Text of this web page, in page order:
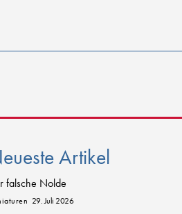
Artikel
falsche Nolde
29. Juli 2026